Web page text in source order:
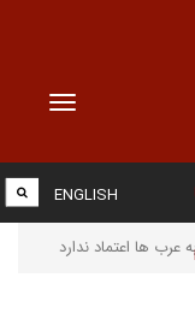
Toggle
ENGLISH
عرب ها اعتماد ندارد